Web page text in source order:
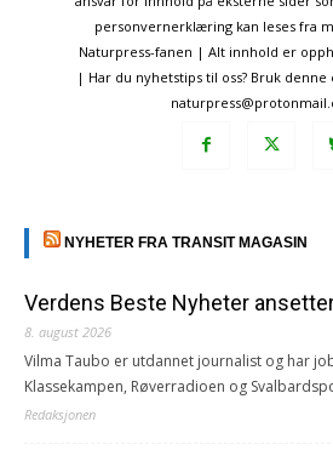
personvernerklæring kan leses fra
Naturpress-fanen | Alt innhold er
| Har du nyhetstips til oss? Bruk denne
NYHETER FRA TRANSIT MAGASIN
Verdens Beste Nyheter
8. august 2026
Vilma Taubo er utdannet journalist og har
Klassekampen, Røverradioen og
Redaksjonen